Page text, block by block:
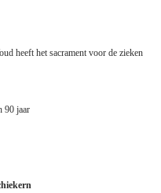
heeft het sacrament voor de zieken
90 jaar